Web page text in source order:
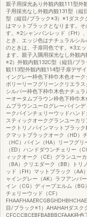
親子用採光あり外観内観111型外
子用採光なし外観内観131型（縦
型（縦目/ブラック※3）※1ダスク
はマットブラックとなります。
す。※2シャンパンレッド（FH）
とき、エッジ色はナチュラルシ
のときは、子扉同色です。※3エ
ます。親子入隅用採光なし外観
※2）外観内観132C型（縦目/ブ
観113型外観内観114型子扉デザ
イングレー枠色下枠巾木色オー
ボリーリーフグリーンクリエラ
シルバー枠色下枠巾木色ナチュ
ーオータムブラウン枠色下枠巾
ムブラウンユーログレーパイン
ークパインチェリーウッドハン
スティックオークグランユーカ
ークトリノパインマットブラッ
クマットブラックオーク（HD）
（HC）パイン（HA）リーフグ
（ED）ハンドダウンチェリー（
ィックオーク（CE）グランユー
（BA）クリエダーク（BB）ト
ッド（FH）マットブラック（AA
ャイングレー（AK）ラフアンバ
イン（CG）ディープエルム（BG
チェリーウッド（CF）
目/ブラック※1）AHAHAHダスク
CFCCCBCEBFBABBBCFAAK枠